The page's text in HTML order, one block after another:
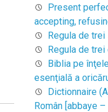
Present
accepting,
Regula de
Regula de
Biblia pe
esenţială a
Dictionnaire
Român [abbaye